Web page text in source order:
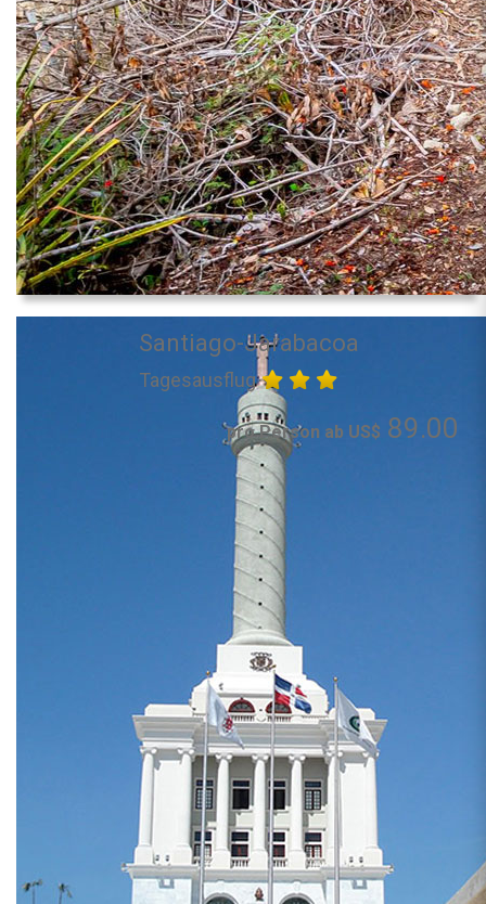
Santiago-Jarabacoa
Tagesausflug
pro Person ab US$ 89.00